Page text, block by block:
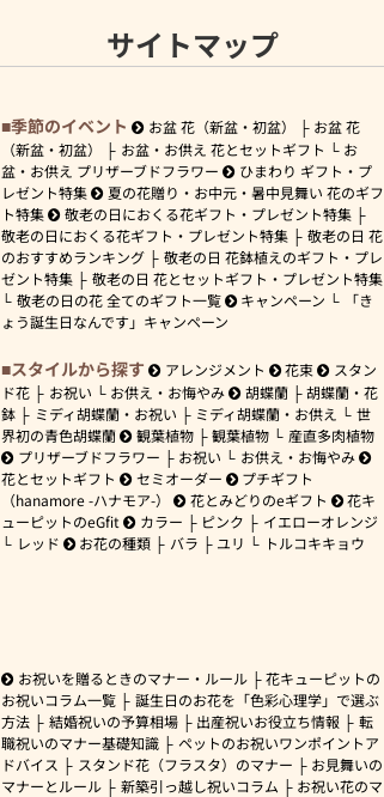
サイトマップ
季節のイベント お盆 花（新盆・初盆）
お盆 花
（新盆・初盆）
お盆・お供え 花とセットギフト
お
盆・お供え プリザーブドフラワー
ひまわり ギフト・プ
レゼント特集
夏の花贈り・お中元・暑中見舞い 花のギフ
ト特集
敬老の日におくる花ギフト・プレゼント特集
敬老の日におくる花ギフト・プレゼント特集
敬老の日 花
のおすすめランキング
敬老の日 花鉢植えのギフト・プレ
ゼント特集
敬老の日 花とセットギフト・プレゼント特集
敬老の日の花 全てのギフト一覧
キャンペーン
「き
ょう誕生日なんです」キャンペーン
スタイルから探す アレンジメント 花束
スタン
ド花
お祝い お供え・お悔やみ 胡蝶蘭
胡蝶蘭・花
鉢
ミディ胡蝶蘭・お祝い ミディ胡蝶蘭・お供え
世
界初の青色胡蝶蘭
観葉植物 観葉植物
産直多肉植物
プリザーブドフラワー
お祝い
お供え・お悔やみ
花とセットギフト
セミオーダー
プチギフト
（hanamore -ハナモア-）
花とみどりのeギフト
花キ
ューピットのeGfit
カラー ピンク
イエローオレンジ
レッド
お花の種類 バラ ユリ トルコキキョウ
お祝いを贈るときのマナー・ルール
花キューピットの
お祝いコラム一覧
誕生日のお花を「色彩心理学」で選ぶ
方法
結婚祝いの予算相場 出産祝いお役立ち情報
転
職祝いのマナー基礎知識
ペットのお祝いワンポイントア
ドバイス
スタンド花（フラスタ）のマナー
お見舞いの
マナーとルール
新築引っ越し祝いコラム お祝い花のマ